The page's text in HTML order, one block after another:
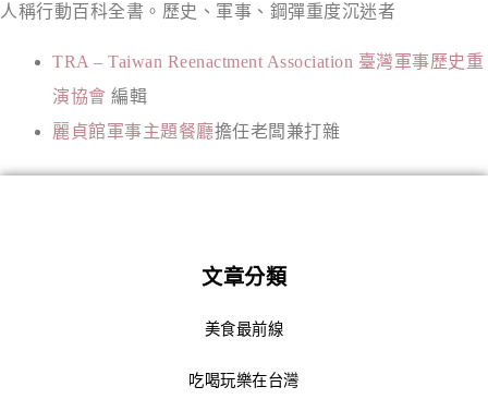
人稱行動百科全書。歷史、軍事、鋼彈重度沉迷者
TRA – Taiwan Reenactment Association 臺灣軍事歷史重
演協會 編輯
麗貞館軍事主題餐廳擔任老闆兼打雜
文章分類
美食最前線
吃喝玩樂在台灣